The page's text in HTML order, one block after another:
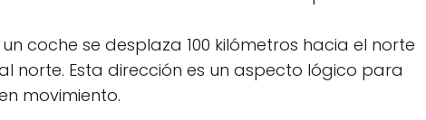
un coche se desplaza 100 kilómetros hacia el norte
norte. Esta dirección es un aspecto lógico para
movimiento.